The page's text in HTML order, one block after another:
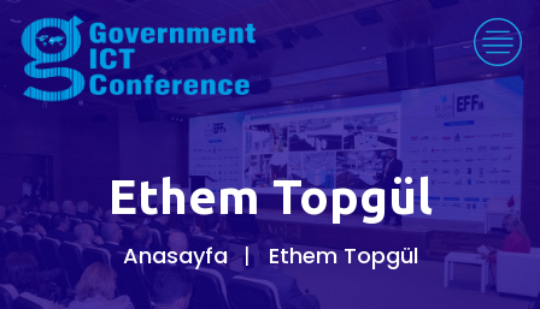
Ethem Topgül
Anasayfa Ethem Topgül